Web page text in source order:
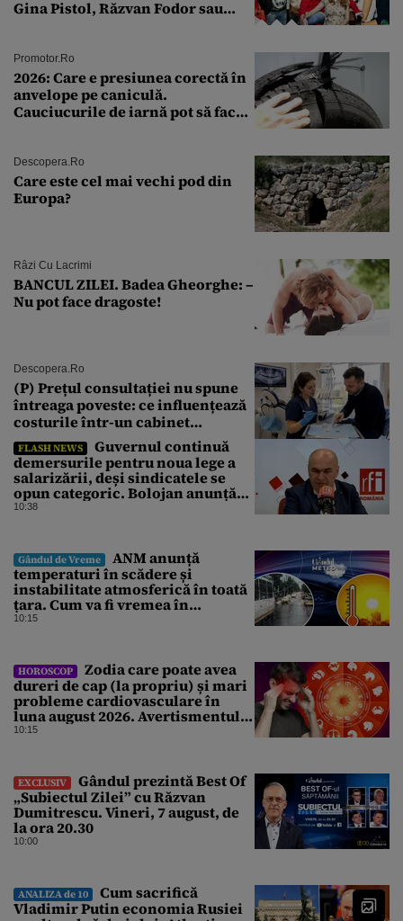
Gina Pistol, Răzvan Fodor sau
Promotor.ro
2026: Care e presiunea corectă în
anvelope pe caniculă.
Cauciucurile de iarnă pot să facă
Descopera.ro
Care este cel mai vechi pod din
Europa?
Râzi Cu Lacrimi
BANCUL ZILEI. Badea Gheorghe: –
Nu pot face dragoste!
Descopera.ro
(P) Prețul consultației nu spune
întreaga poveste: ce influențează
costurile într-un cabinet
stomatologic din București
FLASH NEWS
Guvernul continuă
demersurile pentru noua lege a
salarizării, deși sindicatele se
opun categoric. Bolojan anunță
când ar putea fi depusă în
10:38
Gândul de Vreme
ANM anunță
temperaturi în scădere și
instabilitate atmosferică în toată
țara. Cum va fi vremea în
București și când vin vijeliile
10:15
HOROSCOP
Zodia care poate avea
dureri de cap (la propriu) și mari
probleme cardiovasculare în
luna august 2026. Avertismentul
experților în astrologie
10:15
EXCLUSIV
Gândul prezintă Best Of
„Subiectul Zilei” cu Răzvan
Dumitrescu. Vineri, 7 august, de
la ora 20.30
10:00
ANALIZA de 10
Cum sacrifică
Vladimir Putin economia Rusiei